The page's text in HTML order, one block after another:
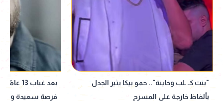
بعد غياب 13 عامًا.. أحمد مكي يبدأ تصوير فيلم
فرصة سعيدة ويجدد تعاونه مع ماجد
100 ألف جنيه
ليلتين بالإسكندرية